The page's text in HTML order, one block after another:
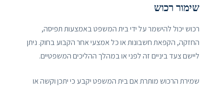
שימור רכוש
רכוש יכול להישמר על ידי בית המשפט באמצעות תפיסה,
החזקה, הקפאת חשבונות או כל אמצעי אחר הקבוע בחוק. ניתן
ליישם צעד ביניים זה לפני או במהלך ההליכים המשפטיים.
שמירת הרכוש מותרת אם בית המשפט יקבע כי יתכן וקשה או